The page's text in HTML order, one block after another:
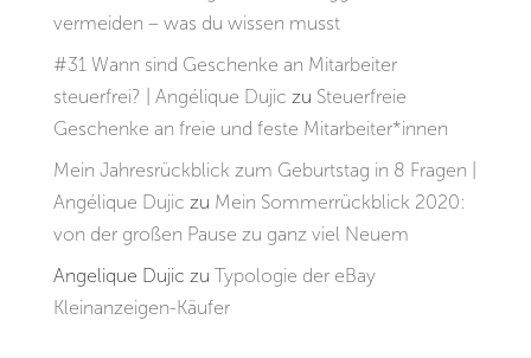
vermeiden – was du wissen musst
#31 Wann sind Geschenke an Mitarbeiter
steuerfrei? | Angélique Dujic zu Steuerfreie
Geschenke an freie und feste Mitarbeiter*innen
Mein Jahresrückblick zum Geburtstag in 8 Fragen |
Angélique Dujic zu Mein Sommerrückblick 2020:
von der großen Pause zu ganz viel Neuem
Angelique Dujic zu Typologie der eBay
Kleinanzeigen-Käufer